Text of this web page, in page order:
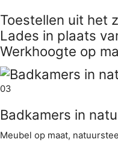
Toestellen uit het
Lades in plaats
Werkhoogte op
03
Badkamers in
Meubel op maat,